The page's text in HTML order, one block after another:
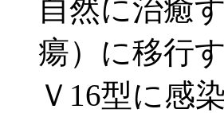
自然に治癒
瘍）に移行
Ｖ16型に感